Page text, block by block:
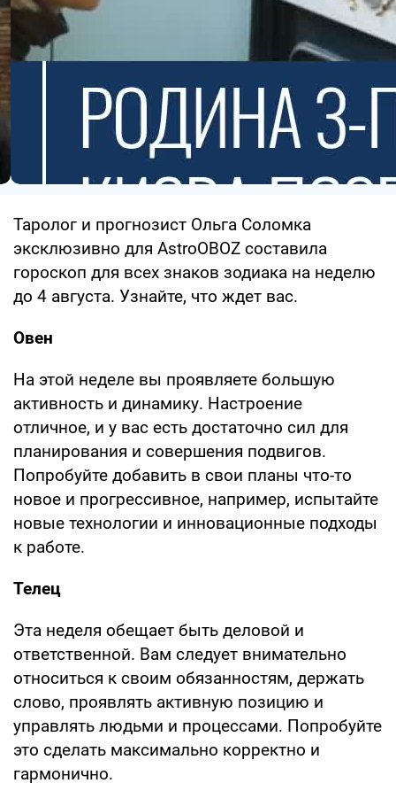
Таролог и прогнозист Ольга Соломка
эксклюзивно для AstroOBOZ составила
гороскоп для всех знаков зодиака на неделю
до 4 августа. Узнайте, что ждет вас.
Овен
На этой неделе вы проявляете большую
активность и динамику. Настроение
отличное, и у вас есть достаточно сил для
планирования и совершения подвигов.
Попробуйте добавить в свои планы что-то
новое и прогрессивное, например, испытайте
новые технологии и инновационные подходы
к работе.
Телец
Эта неделя обещает быть деловой и
ответственной. Вам следует внимательно
относиться к своим обязанностям, держать
слово, проявлять активную позицию и
управлять людьми и процессами. Попробуйте
это сделать максимально корректно и
гармонично.